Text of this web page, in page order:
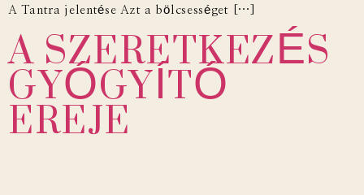
A Tantra jelentése Azt a bölcsességet […]
A SZERETKEZÉS
GYÓGYÍTÓ
EREJE